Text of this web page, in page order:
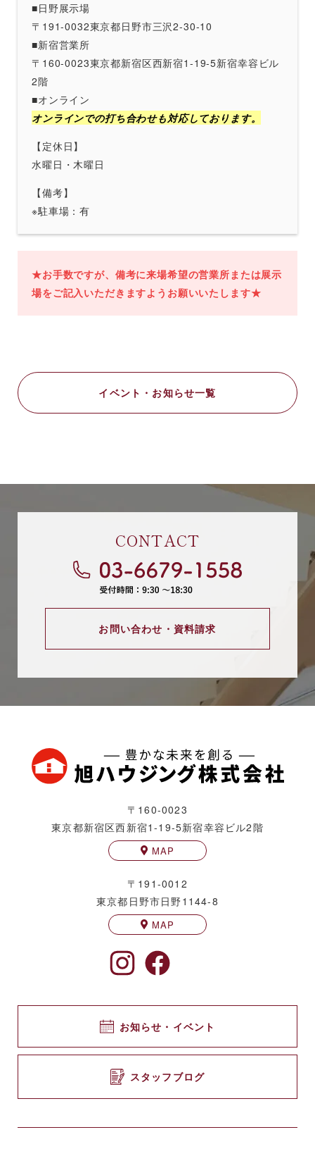
■日野展示場
〒191-0032東京都日野市三沢2-30-10
■新宿営業所
〒160-0023東京都新宿区西新宿1-19-5新宿幸容ビル
2階
■オンライン
オンラインでの打ち合わせも対応しております。
【定休日】
水曜日・木曜日
【備考】
※駐車場：有
★お手数ですが、備考に来場希望の営業所または展示
場をご記入いただきますようお願いいたします★
イベント・お知らせ一覧
CONTACT
お問い合わせ・資料請求
〒160-0023
東京都新宿区西新宿1-19-5新宿幸容ビル2階
MAP
〒191-0012
東京都日野市日野1144-8
MAP
お知らせ・イベント
スタッフブログ